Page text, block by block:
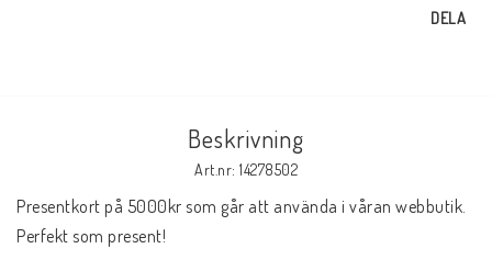
DELA
Beskrivning
Art.nr: 14278502
Presentkort på 5000kr som går att använda i våran webbutik.
Perfekt som present!